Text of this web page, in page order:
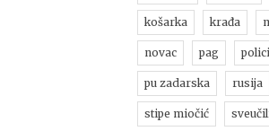
košarka krađa
novac pag
pu zadarska rusija
stipe miočić